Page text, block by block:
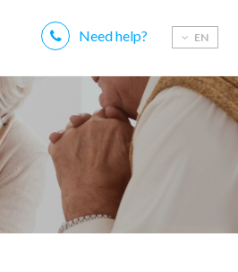
EN
Need help?